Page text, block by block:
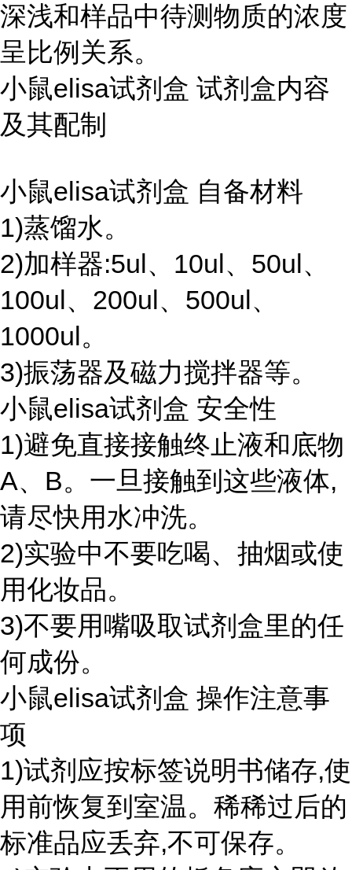
深浅和样品中待测物质的浓度
呈比例关系。
小鼠elisa试剂盒 试剂盒内容
及其配制
小鼠elisa试剂盒 自备材料
1)蒸馏水。
2)加样器:5ul、10ul、50ul、
100ul、200ul、500ul、
1000ul。
3)振荡器及磁力搅拌器等。
小鼠elisa试剂盒 安全性
1)避免直接接触终止液和底物
A、B。一旦接触到这些液体,
请尽快用水冲洗。
2)实验中不要吃喝、抽烟或使
用化妆品。
3)不要用嘴吸取试剂盒里的任
何成份。
小鼠elisa试剂盒 操作注意事
项
1)试剂应按标签说明书储存,使
用前恢复到室温。稀稀过后的
标准品应丢弃,不可保存。